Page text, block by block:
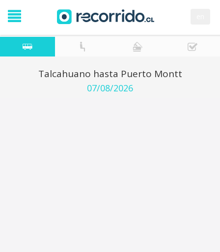
Talcahuano hasta Puerto Montt
07/08/2026